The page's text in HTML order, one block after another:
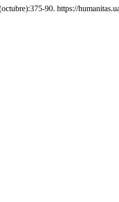
90. https://